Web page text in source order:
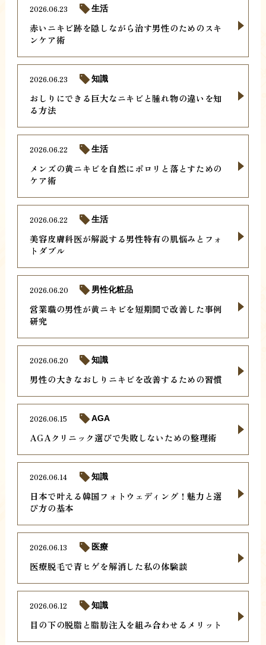
赤いニキビ跡を隠しながら治す男性のためのスキ
ンケア術
2026.06.23 生活
おしりにできる巨大なニキビと腫れ物の違いを知
る方法
2026.06.23 知識
メンズの黄ニキビを自然にポロリと落とすための
ケア術
2026.06.22 生活
美容皮膚科医が解説する男性特有の肌悩みとフォ
トダブル
2026.06.22 生活
営業職の男性が黄ニキビを短期間で改善した事例
研究
2026.06.20 男性化粧品
男性の大きなおしりニキビを改善するための習慣
2026.06.20 知識
AGAクリニック選びで失敗しないための整理術
2026.06.15 AGA
日本で叶える韓国フォトウェディング！魅力と選
び方の基本
2026.06.14 知識
医療脱毛で青ヒゲを解消した私の体験談
2026.06.13 医療
目の下の脱脂と脂肪注入を組み合わせるメリット
2026.06.12 知識